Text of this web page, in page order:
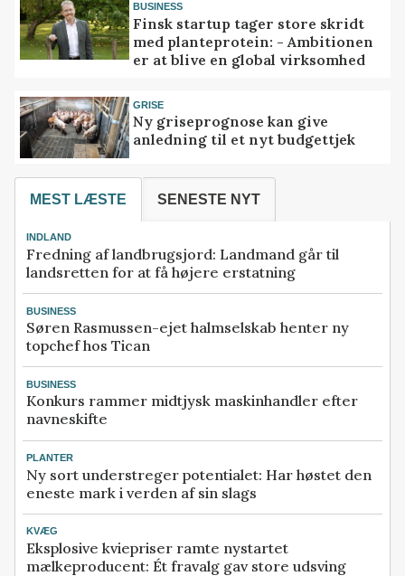
BUSINESS
Finsk startup tager store skridt
med planteprotein: - Ambitionen
er at blive en global virksomhed
GRISE
Ny griseprognose kan give
anledning til et nyt budgettjek
MEST LÆSTE SENESTE NYT
INDLAND
Fredning af landbrugsjord: Landmand går til
landsretten for at få højere erstatning
BUSINESS
Søren Rasmussen-ejet halmselskab henter ny
topchef hos Tican
BUSINESS
Konkurs rammer midtjysk maskinhandler efter
navneskifte
PLANTER
Ny sort understreger potentialet: Har høstet den
eneste mark i verden af sin slags
KVÆG
Eksplosive kviepriser ramte nystartet
mælkeproducent: Ét fravalg gav store udsving